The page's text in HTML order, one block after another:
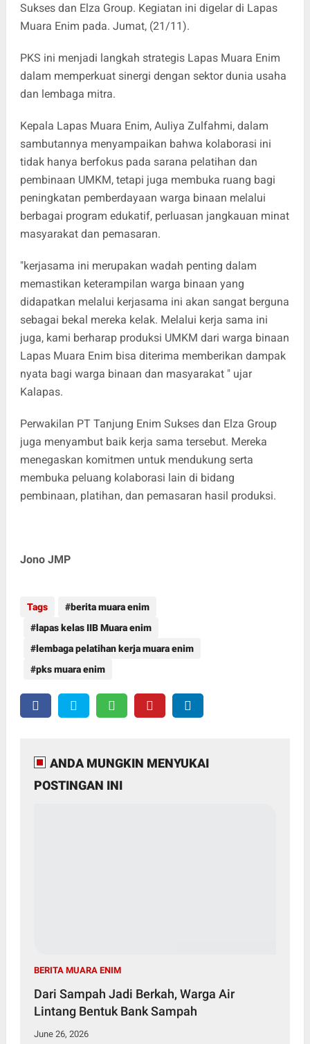
Sukses dan Elza Group. Kegiatan ini digelar di Lapas
Muara Enim pada. Jumat, (21/11).
PKS ini menjadi langkah strategis Lapas Muara Enim
dalam memperkuat sinergi dengan sektor dunia usaha
dan lembaga mitra.
Kepala Lapas Muara Enim, Auliya Zulfahmi, dalam
sambutannya menyampaikan bahwa kolaborasi ini
tidak hanya berfokus pada sarana pelatihan dan
pembinaan UMKM, tetapi juga membuka ruang bagi
peningkatan pemberdayaan warga binaan melalui
berbagai program edukatif, perluasan jangkauan minat
masyarakat dan pemasaran.
"kerjasama ini merupakan wadah penting dalam
memastikan keterampilan warga binaan yang
didapatkan melalui kerjasama ini akan sangat berguna
sebagai bekal mereka kelak. Melalui kerja sama ini
juga, kami berharap produksi UMKM dari warga binaan
Lapas Muara Enim bisa diterima memberikan dampak
nyata bagi warga binaan dan masyarakat " ujar
Kalapas.
Perwakilan PT Tanjung Enim Sukses dan Elza Group
juga menyambut baik kerja sama tersebut. Mereka
menegaskan komitmen untuk mendukung serta
membuka peluang kolaborasi lain di bidang
pembinaan, platihan, dan pemasaran hasil produksi.
Jono JMP
Tags
berita muara enim
lapas kelas IIB Muara enim
lembaga pelatihan kerja muara enim
pks muara enim
ANDA MUNGKIN MENYUKAI
POSTINGAN INI
BERITA MUARA ENIM
Dari Sampah Jadi Berkah, Warga Air
Lintang Bentuk Bank Sampah
June 26, 2026